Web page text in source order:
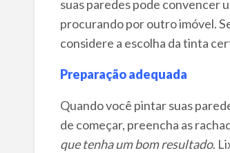
suas paredes pode convencer
procurando por outro imóvel.
considere a escolha da tinta
Preparação adequada
Quando você pintar suas
de começar, preencha as
que tenha um bom resultado.